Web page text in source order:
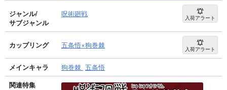
ジャンル/
サブジャンル
呪術廻戦 入荷アラート
カップリング 五条悟×狗巻棘 入荷アラート
メインキャラ 狗巻棘 五条悟
関連特集